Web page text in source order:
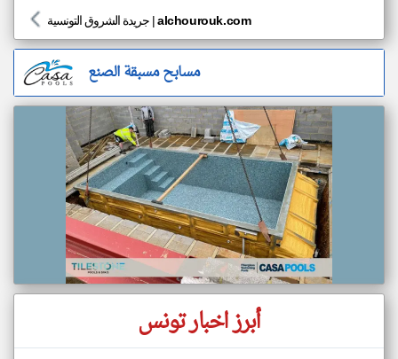
جريدة الشروق التونسية |alchourouk.com
مسابح مسبقة الصنع
أبرز اخبار تونس